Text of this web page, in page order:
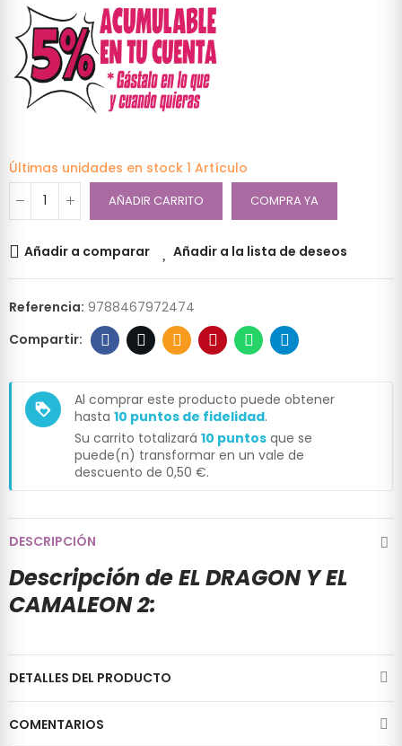
Últimas unidades en stock 1 Artículo
AÑADIR CARRITO COMPRA YA
Añadir a comparar Añadir a la lista de deseos
Referencia: 9788467972474
loyalty
Al comprar este producto puede obtener
hasta 10 puntos de fidelidad.
Su carrito totalizará 10 puntos que se
puede(n) transformar en un vale de
descuento de 0,50 €.
DESCRIPCIÓN
Descripción de EL DRAGON Y EL
CAMALEON 2:
DETALLES DEL PRODUCTO
COMENTARIOS